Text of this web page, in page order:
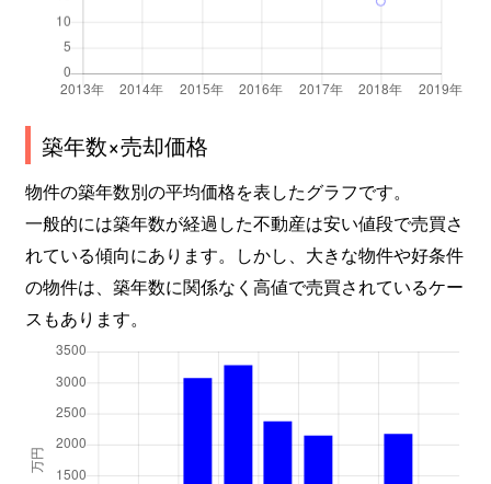
築年数×売却価格
物件の築年数別の平均価格を表したグラフです。
一般的には築年数が経過した不動産は安い値段で売買さ
れている傾向にあります。しかし、大きな物件や好条件
の物件は、築年数に関係なく高値で売買されているケー
スもあります。